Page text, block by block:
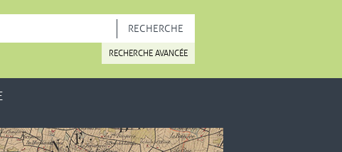
RECHERCHE AVANCÉE